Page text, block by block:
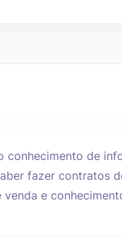
conhecimento de
fazer contratos
venda e